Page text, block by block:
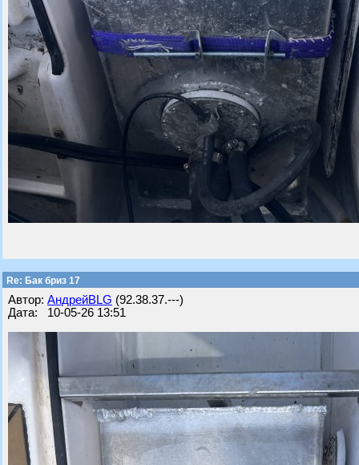
Re: Бак бриз 17
Автор: АндрейBLG (92.38.37.---)
Дата: 10-05-26 13:51